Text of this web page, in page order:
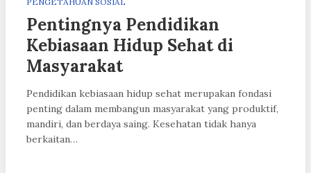
Pentingnya Pendidikan
Kebiasaan Hidup Sehat di
Masyarakat
Pendidikan kebiasaan hidup sehat merupakan fondasi
penting dalam membangun masyarakat yang produktif,
mandiri, dan berdaya saing. Kesehatan tidak hanya
berkaitan…